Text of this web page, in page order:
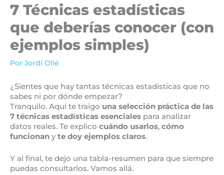
7 Técnicas estadísticas
que deberías conocer (con
ejemplos simples)
Por Jordi Ollé
¿Sientes que hay tantas técnicas estadísticas que no
sabes ni por dónde empezar?
Tranquilo. Aquí te traigo una selección práctica de las
7 técnicas estadísticas esenciales para analizar
datos reales. Te explico cuándo usarlos, cómo
funcionan y te doy ejemplos claros.
Y al final, te dejo una tabla-resumen para que siempre
puedas consultarlos. Vamos allá.